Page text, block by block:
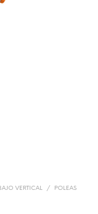
VERTICAL / POLEAS